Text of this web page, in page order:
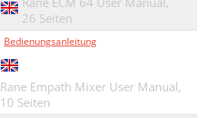
26 Seiten
Bedienungsanleitung
Rane Empath Mixer User Manual,
10 Seiten